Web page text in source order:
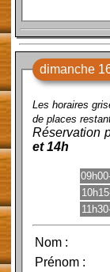
dimanche
Les horaires
de places
Réservation
et 14h
Nom:
Prénom: